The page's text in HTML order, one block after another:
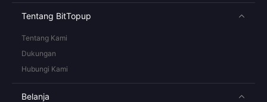
Tentang BitTopup
Tentang Kami
Dukungan
Hubungi Kami
Belanja